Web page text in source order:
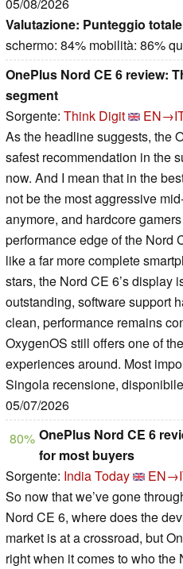
05/08/2026
Valutazione: Punteggio totale
schermo: 84% mobilità: 86%
OnePlus Nord CE 6 review:
segment
Sorgente: Think Digit
As the headline suggests, the
safest recommendation in the
now. And I mean that in the
not be the most aggressive
anymore, and hardcore
performance edge of the Nord
like a far more complete
stars, the Nord CE 6’s display
outstanding, software support
clean, performance remains
OxygenOS still offers one of
experiences around. Most
Singola recensione,
05/07/2026
80% OnePlus Nord CE 6
for most buyers
Sorgente: India Today
So now that we’ve gone
Nord CE 6, where does the
market is at a crossroad, but
right when it comes to who the